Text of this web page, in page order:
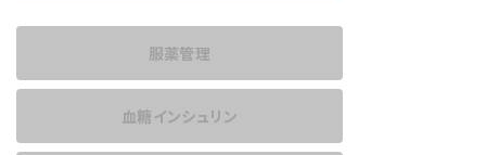
服薬管理
血糖インシュリン